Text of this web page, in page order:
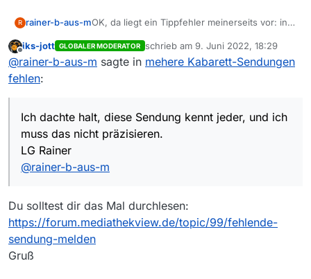
R rainer-b-aus-mOK, da liegt ein Tippfehler meinerseits vor: in
natürlich auch die Sendungen von Anfang Ju
2022… 'tschuldigung, bitte.
präzisieren.
LG Rainer
Offline
iks-jott GLOBALER MODERATOR schrieb am 9. Juni 2022, 18:29
zuletzt editiert von
@rainer-b-aus-m sagte in mehere Kabarett-Sendungen
fehlen:
Ich dachte halt, diese Sendung kennt jeder, und ich
muss das nicht präzisieren.
LG Rainer
@rainer-b-aus-m
Du solltest dir das Mal durchlesen:
https://forum.mediathekview.de/topic/99/fehlende-
sendung-melden
Gruß